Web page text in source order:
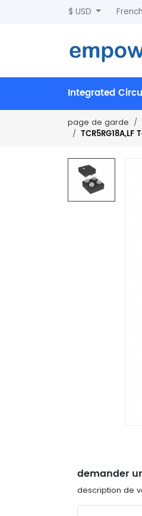
$ USD French
Integrated
page de garde
demander
description de